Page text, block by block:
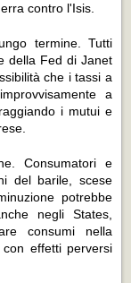
contro l'Isis.
termine. Tutti
della Fed di Janet
che i tassi a
a
i mutui e
Consumatori e
del barile, scese
potrebbe
negli States,
consumi nella
effetti perversi